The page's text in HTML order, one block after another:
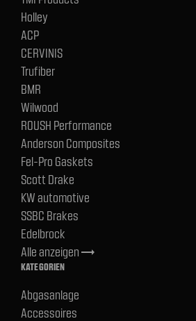
Holley
ACP
CERVINIS
Trufiber
BMR
Wilwood
ROUSH Performance
Anderson Composites
Fel-Pro Gaskets
Scott Drake
KW automotive
SSBC Brakes
Edelbrock
Alle anzeigentrending_flat
KATEGORIEN
Abgasanlage
Accessoires